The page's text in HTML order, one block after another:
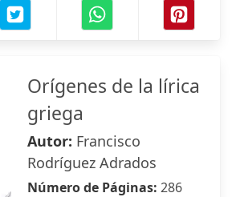
Orígenes de la lírica
griega
Autor: Francisco
Rodríguez Adrados
Número de Páginas: 286